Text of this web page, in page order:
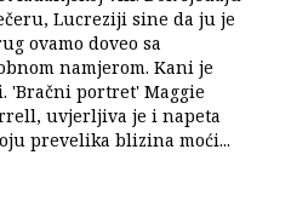
Lucreziji sine da ju je
ovamo doveo sa
namjerom. Kani je
'Bračni portret' Maggie
uvjerljiva je i napeta
prevelika blizina moći...